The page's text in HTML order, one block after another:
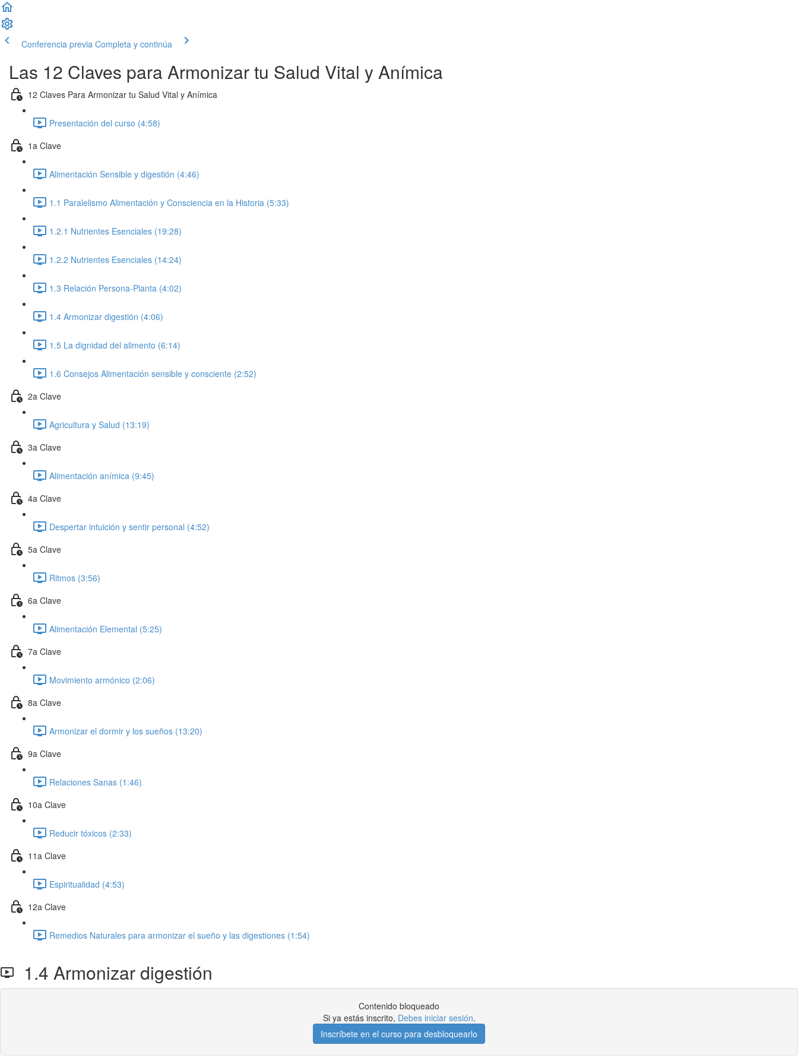
Conferencia previa Completa y continúa
Las 12 Claves para Armonizar tu Salud Vital y Anímica
12 Claves Para Armonizar tu Salud Vital y Anímica
Presentación del curso (4:58)
1a Clave
Alimentación Sensible y digestión (4:46)
1.1 Paralelismo Alimentación y Consciencia en la Historia (5:33)
1.2.1 Nutrientes Esenciales (19:28)
1.2.2 Nutrientes Esenciales (14:24)
1.3 Relación Persona-Planta (4:02)
1.4 Armonizar digestión (4:06)
1.5 La dignidad del alimento (6:14)
1.6 Consejos Alimentación sensible y consciente (2:52)
2a Clave
Agricultura y Salud (13:19)
3a Clave
Alimentación anímica (9:45)
4a Clave
Despertar intuición y sentir personal (4:52)
5a Clave
Ritmos (3:56)
6a Clave
Alimentación Elemental (5:25)
7a Clave
Movimiento armónico (2:06)
8a Clave
Armonizar el dormir y los sueños (13:20)
9a Clave
Relaciones Sanas (1:46)
10a Clave
Reducir tóxicos (2:33)
11a Clave
Espiritualidad (4:53)
12a Clave
Remedios Naturales para armonizar el sueño y las digestiones (1:54)
1.4 Armonizar digestión
Contenido bloqueado
Si ya estás inscrito, Debes iniciar sesión.
Inscríbete en el curso para desbloquearlo